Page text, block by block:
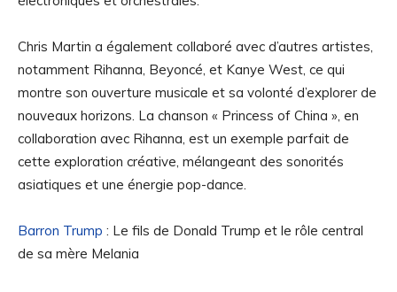
Chris Martin a également collaboré avec d’autres artistes,
notamment Rihanna, Beyoncé, et Kanye West, ce qui
montre son ouverture musicale et sa volonté d’explorer de
nouveaux horizons. La chanson « Princess of China », en
collaboration avec Rihanna, est un exemple parfait de
cette exploration créative, mélangeant des sonorités
asiatiques et une énergie pop-dance.
Barron Trump : Le fils de Donald Trump et le rôle central
de sa mère Melania